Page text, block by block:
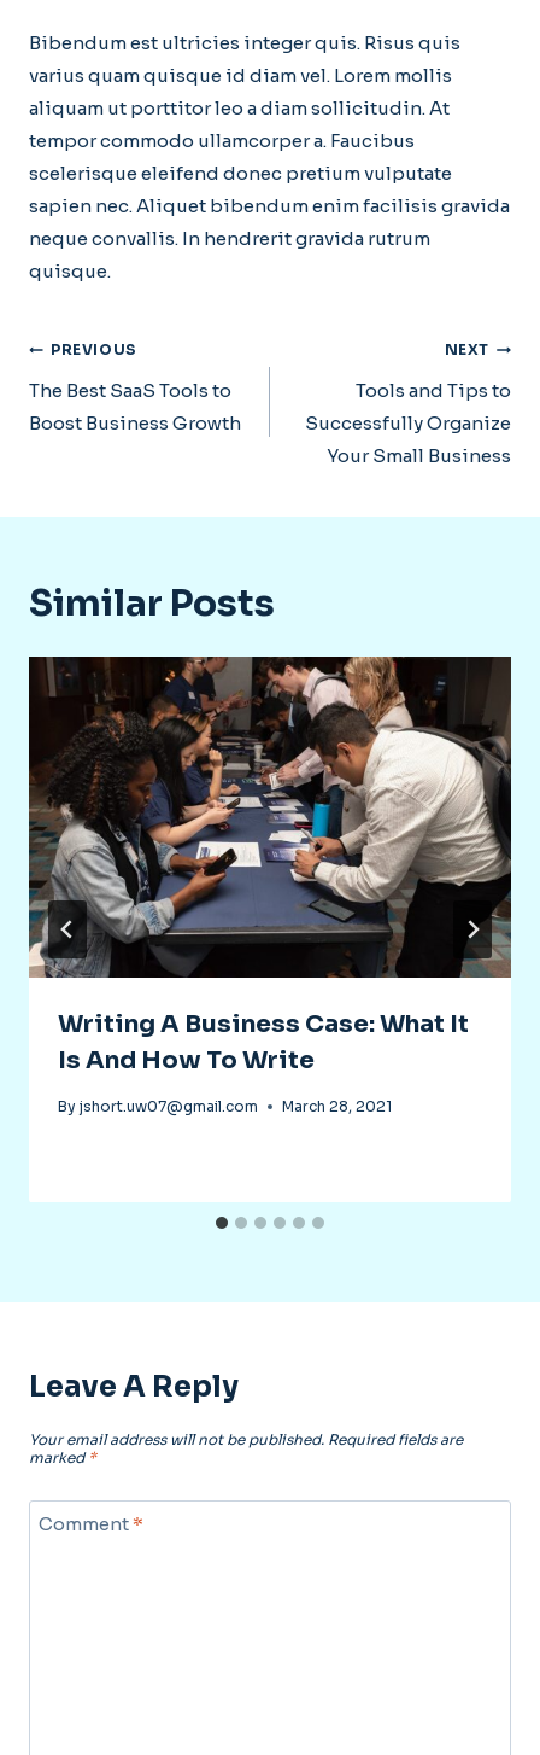
Bibendum est ultricies integer quis. Risus quis
varius quam quisque id diam vel. Lorem mollis
aliquam ut porttitor leo a diam sollicitudin. At
tempor commodo ullamcorper a. Faucibus
scelerisque eleifend donec pretium vulputate
sapien nec. Aliquet bibendum enim facilisis gravida
neque convallis. In hendrerit gravida rutrum
quisque.
Post
Navigation
PREVIOUS
The Best SaaS Tools to
Boost Business Growth
NEXT
Tools and Tips to
Successfully Organize
Your Small Business
Similar Posts
Writing A Business Case: What It
Is And How To Write
By jshort.uw07@gmail.com March 28, 2021
Leave A Reply
Your email address will not be published. Required fields are
marked *
Comment*